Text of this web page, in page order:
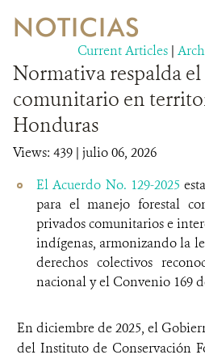
EVENTOS Y
SOCIOS
OPORTUNIDADES
NOTICIAS
Current Articles |
Normativa respalda
comunitario en
Honduras
Views: 439 | julio 06, 2026
El Acuerdo No. 129-2025
para el manejo forestal
privados comunitarios e
indígenas, armonizando la
derechos colectivos
nacional y el Convenio 169
En diciembre de 2025, el
del Instituto de Conservación